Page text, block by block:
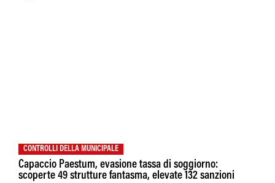
CONTROLLI DELLA MUNICIPALE
Capaccio Paestum, evasione tassa di soggiorno:
scoperte 49 strutture fantasma, elevate 132 sanzioni